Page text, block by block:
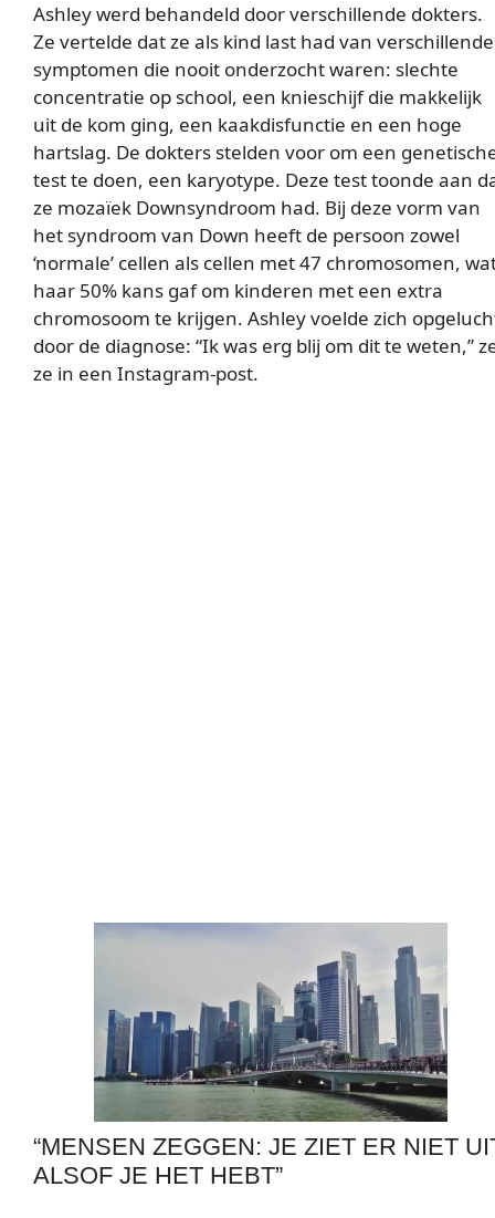
Ashley werd behandeld door verschillende dokters.
Ze vertelde dat ze als kind last had van verschillende
symptomen die nooit onderzocht waren: slechte
concentratie op school, een knieschijf die makkelijk
uit de kom ging, een kaakdisfunctie en een hoge
hartslag. De dokters stelden voor om een
test te doen, een karyotype. Deze test toonde aan
ze mozaïek Downsyndroom had. Bij deze vorm van
het syndroom van Down heeft de persoon zowel
‘normale’ cellen als cellen met 47 chromosomen,
haar 50% kans gaf om kinderen met een extra
chromosoom te krijgen. Ashley voelde zich
door de diagnose: “Ik was erg blij om dit te weten,”
ze in een Instagram-post.
“MENSEN ZEGGEN: JE ZIET ER NIET
ALSOF JE HET HEBT”